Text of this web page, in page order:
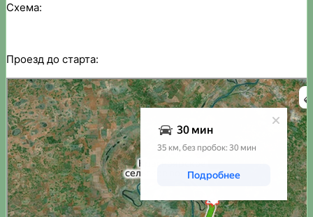
Схема:
Проезд до старта:
Яндекс.Карты
Яндекс.Карты